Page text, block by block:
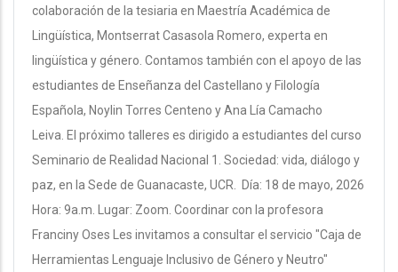
colaboración de la tesiaria en Maestría Académica de
Lingüística, Montserrat Casasola Romero, experta en
lingüística y género. Contamos también con el apoyo de las
estudiantes de Enseñanza del Castellano y Filología
Española, Noylin Torres Centeno y Ana Lía Camacho
Leiva. El próximo talleres es dirigido a estudiantes del curso
Seminario de Realidad Nacional 1. Sociedad: vida, diálogo y
paz, en la Sede de Guanacaste, UCR. Día: 18 de mayo, 2026
Hora: 9a.m. Lugar: Zoom. Coordinar con la profesora
Franciny Oses Les invitamos a consultar el servicio "Caja de
Herramientas Lenguaje Inclusivo de Género y Neutro"